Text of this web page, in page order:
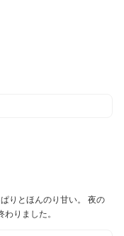
りとほんのり甘い。 夜の
りました。